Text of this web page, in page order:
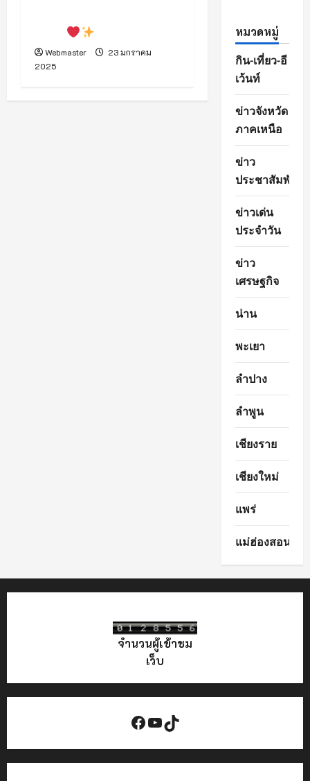
Webmaster
23 มกราคม
2025
หมวดหมู่
กิน-เที่ยว-อี
เว้นท์
ข่าวจังหวัด
ภาคเหนือ
ข่าว
ประชาสัมพันธ์
ข่าวเด่น
ประจำวัน
ข่าว
เศรษฐกิจ
น่าน
พะเยา
ลำปาง
ลำพูน
เชียงราย
เชียงใหม่
แพร่
แม่ฮ่องสอน
จำนวนผู้เข้าชม
เว็บ
Facebook
YouTube
TikTok